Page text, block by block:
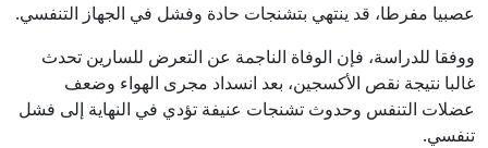
عصبيا مفرطا، قد ينتهي بتشنجات حادة وفشل في الجهاز التنفسي.
ووفقا للدراسة، فإن الوفاة الناجمة عن التعرض للسارين تحدث
غالبا نتيجة نقص الأكسجين، بعد انسداد مجرى الهواء وضعف
عضلات التنفس وحدوث تشنجات عنيفة تؤدي في النهاية إلى فشل
تنفسي.